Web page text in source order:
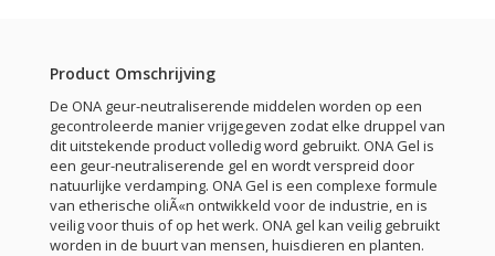
Product Omschrijving
De ONA geur-neutraliserende middelen worden op een
gecontroleerde manier vrijgegeven zodat elke druppel van
dit uitstekende product volledig word gebruikt. ONA Gel is
een geur-neutraliserende gel en wordt verspreid door
natuurlijke verdamping. ONA Gel is een complexe formule
van etherische oliÃ«n ontwikkeld voor de industrie, en is
veilig voor thuis of op het werk. ONA gel kan veilig gebruikt
worden in de buurt van mensen, huisdieren en planten.